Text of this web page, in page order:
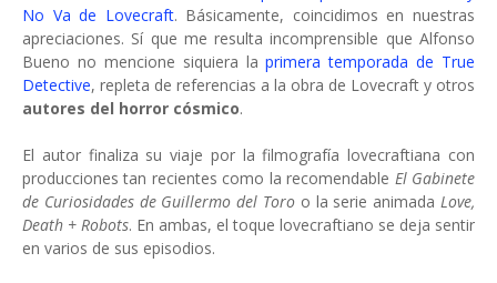
No Va de Lovecraft. Básicamente, coincidimos en nuestras
apreciaciones. Sí que me resulta incomprensible que Alfonso
Bueno no mencione siquiera laprimera temporada de True
Detective, repleta de referencias a la obra de Lovecraft y otros
autores del horror cósmico.
El autor finaliza su viaje por la filmografía lovecraftiana con
producciones tan recientes como la recomendable El Gabinete
de Curiosidades de Guillermo del Toro o la serie animada Love,
Death + Robots. En ambas, el toque lovecraftiano se deja sentir
en varios de sus episodios.